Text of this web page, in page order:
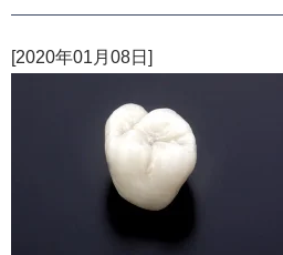
[2020年01月08日]